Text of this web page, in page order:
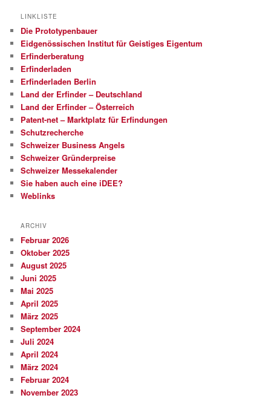
LINKLISTE
Die Prototypenbauer
Eidgenössischen Institut für Geistiges Eigentum
Erfinderberatung
Erfinderladen
Erfinderladen Berlin
Land der Erfinder – Deutschland
Land der Erfinder – Österreich
Patent-net – Marktplatz für Erfindungen
Schutzrecherche
Schweizer Business Angels
Schweizer Gründerpreise
Schweizer Messekalender
Sie haben auch eine iDEE?
Weblinks
ARCHIV
Februar 2026
Oktober 2025
August 2025
Juni 2025
Mai 2025
April 2025
März 2025
September 2024
Juli 2024
April 2024
März 2024
Februar 2024
November 2023